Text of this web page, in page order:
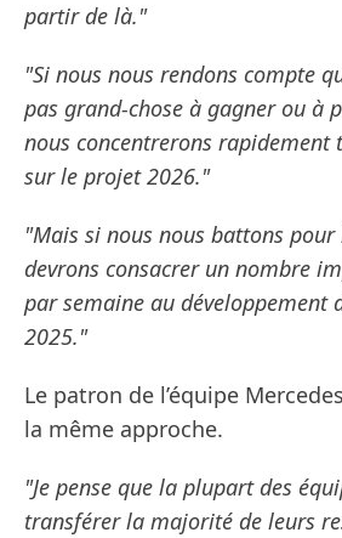
partir de là."
"Si nous nous rendons compte
pas grand-chose à gagner ou à
nous concentrerons rapidement
sur le projet 2026."
"Mais si nous nous battons
devrons consacrer un nombre
par semaine au développement
2025."
Le patron de l’équipe
la même approche.
"Je pense que la plupart des
transférer la majorité de leurs